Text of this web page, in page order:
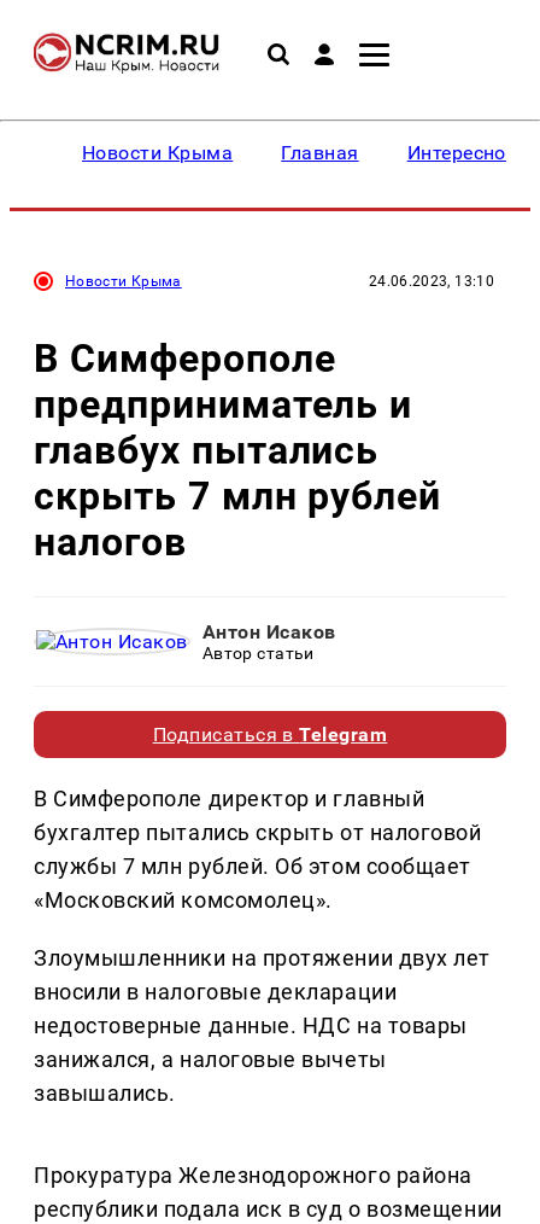
Новости Крыма Главная Интересное
Новости Крыма 24.06.2023, 13:10
В Симферополе
предприниматель и
главбух пытались
скрыть 7 млн рублей
налогов
Антон Исаков
Автор статьи
Подписаться вTelegram
В Симферополе директор и главный
бухгалтер пытались скрыть от налоговой
службы 7 млн рублей. Об этом сообщает
«Московский комсомолец».
Злоумышленники на протяжении двух лет
вносили в налоговые декларации
недостоверные данные. НДС на товары
занижался, а налоговые вычеты
завышались.
Прокуратура Железнодорожного района
республики подала иск в суд о возмещении